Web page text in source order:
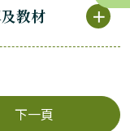
教材 ＋
下一頁